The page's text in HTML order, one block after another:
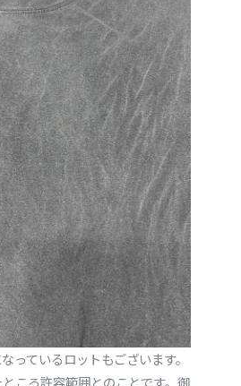
っているロットもございます。
ころ許容範囲とのことです。御